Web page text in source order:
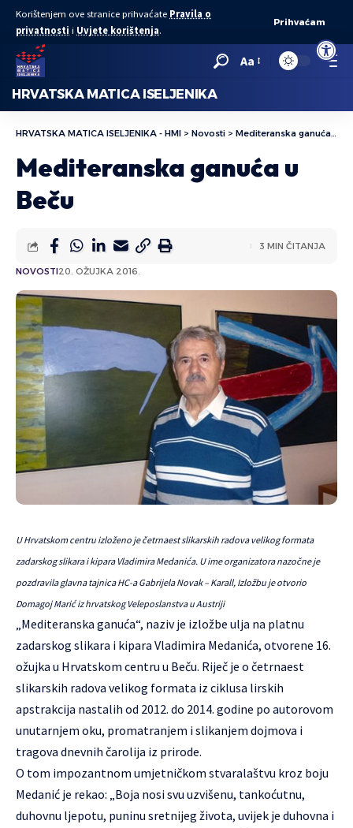
Open
Korištenjem ove stranice prihvaćate Pravila o
privatnosti i Uvjete korištenja.
Prihvaćam
Aa
HRVATSKA MATICA ISELJENIKA
HRVATSKA MATICA ISELJENIKA - HMI > Novosti > Mediteranska ganuća u Beču
Mediteranska ganuća u
Beču
NOVOSTI20. OŽUJKA 2016.
3 MIN ČITANJA
U Hrvatskom centru izloženo je četrnaest slikarskih radova velikog formata
zadarskog slikara i kipara Vladimira Medanića. U ime organizatora nazočne je
pozdravila glavna tajnica HC-a Gabrijela Novak – Karall, Izložbu je otvorio
Domagoj Marić iz hrvatskog Veleposlanstva u Austriji
„Mediteranska ganuća“, naziv je izložbe ulja na platnu
zadarskog slikara i kipara Vladimira Medanića, otvorene 16.
ožujka u Hrvatskom centru u Beču. Riječ je o četrnaest
slikarskih radova velikog formata iz ciklusa lirskih
apstrakcija nastalih od 2012. do 2014. godine po autorovom
unutarnjem oku, promatranjem i slikanjem dojmova i
tragova dnevnih čarolija iz prirode.
O tom impozantnom umjetničkom stvaralaštvu kroz boju
Medanić je rekao: „Boja nosi svu uzvišenu, tankoćutnu,
duhovnu ljepotu, puninu sretnijeg života, uvijek je duhovna i